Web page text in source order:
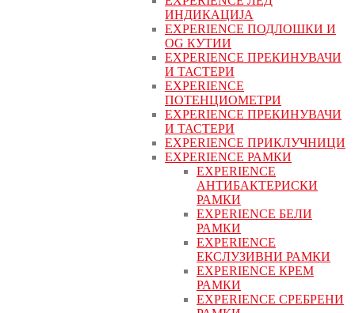
ИНДИКАЦИЈА
EXPERIENCE ПОДЛОШКИ И
OG КУТИИ
EXPERIENCE ПРЕКИНУВАЧИ
И ТАСТЕРИ
EXPERIENCE
ПОТЕНЦИОМЕТРИ
EXPERIENCE ПРЕКИНУВАЧИ
И ТАСТЕРИ
EXPERIENCE ПРИКЛУЧНИЦИ
EXPERIENCE РАМКИ
EXPERIENCE
АНТИБАКТЕРИСКИ
РАМКИ
EXPERIENCE БЕЛИ
РАМКИ
EXPERIENCE
ЕКСЛУЗИВНИ РАМКИ
EXPERIENCE КРЕМ
РАМКИ
EXPERIENCE СРЕБРЕНИ